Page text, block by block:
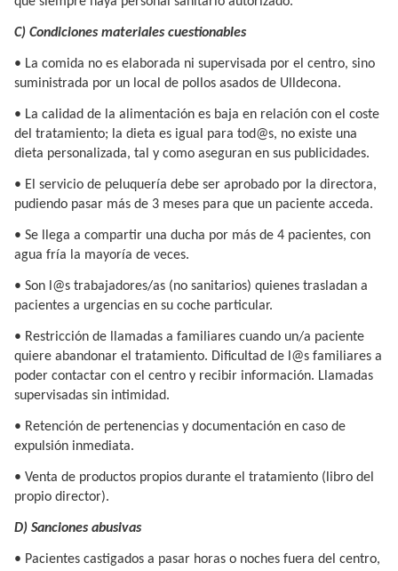
C) Condiciones materiales cuestionables
• La comida no es elaborada ni supervisada por el centro, sino
suministrada por un local de pollos asados de Ulldecona.
• La calidad de la alimentación es baja en relación con el coste
del tratamiento; la dieta es igual para tod@s, no existe una
dieta personalizada, tal y como aseguran en sus publicidades.
• El servicio de peluquería debe ser aprobado por la directora,
pudiendo pasar más de 3 meses para que un paciente acceda.
• Se llega a compartir una ducha por más de 4 pacientes, con
agua fría la mayoría de veces.
• Son l@s trabajadores/as (no sanitarios) quienes trasladan a
pacientes a urgencias en su coche particular.
• Restricción de llamadas a familiares cuando un/a paciente
quiere abandonar el tratamiento. Dificultad de l@s familiares a
poder contactar con el centro y recibir información. Llamadas
supervisadas sin intimidad.
• Retención de pertenencias y documentación en caso de
expulsión inmediata.
• Venta de productos propios durante el tratamiento (libro del
propio director).
D) Sanciones abusivas
• Pacientes castigados a pasar horas o noches fuera del centro,